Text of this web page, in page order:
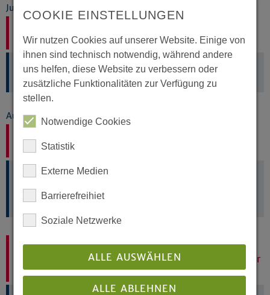
Juli 2026
Wanderausstellung zum Kirchenasyl
Soest: Wiesenkirche
Ev. Emmaus-Kirchengemeinde Soest
August 2026
"Daheim und unterwegs" - Offenes Singen
Hagen:Ev. luth. Kirche Elsey
Kantorin Bettina Pahnke
Ev.-ref. Kirchengemeinde Hohenlimburg
So, 9.8. 10 Uhr | 10. So. n. Trinitatis
Gottesdienst -Sommerkirche-: Psalm 1, Am Wasser
gepflanzt.
COOKIE EINSTELLUNGEN
Wir nutzen Cookies auf unserer Website. Einige von
ihnen sind technisch notwendig, während andere
uns helfen, diese Website zu verbessern oder
zusätzliche Funktionalitäten zur Verfügung zu
stellen.
Notwendige Cookies
Statistik
Externe Medien
Barrierefreihiet
Soziale Netzwerke
ALLE AUSWÄHLEN
ALLE ABLEHNEN